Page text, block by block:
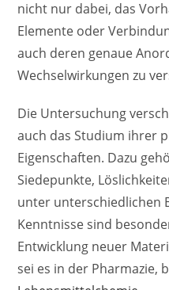
nicht nur dabei, das
Elemente oder
auch deren genaue
Wechselwirkungen zu
Die Untersuchung
auch das Studium ihrer
Eigenschaften. Dazu
Siedepunkte,
unter unterschiedlichen
Kenntnisse sind
Entwicklung neuer
sei es in der Pharmazie,